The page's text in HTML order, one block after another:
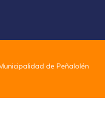
de Peñalolén